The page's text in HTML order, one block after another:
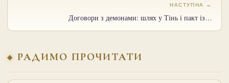
НАСТУПНА →
Договори з демонами: шлях у Тінь і пакт із…
РАДИМО ПРОЧИТАТИ